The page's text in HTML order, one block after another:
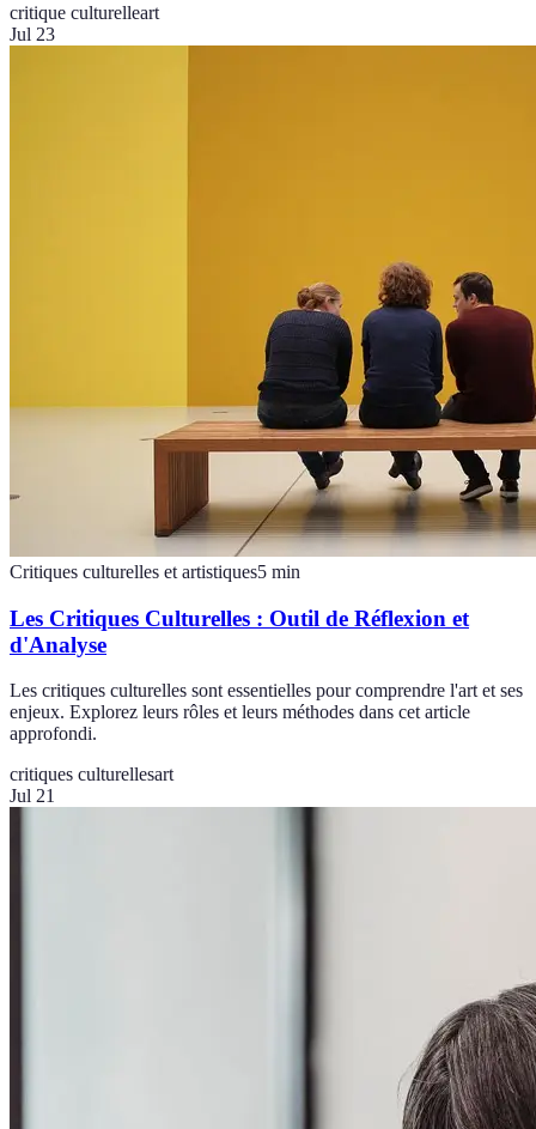
critique culturelleart
Jul 23
Critiques culturelles et artistiques5 min
Les Critiques Culturelles : Outil de Réflexion et
d'Analyse
Les critiques culturelles sont essentielles pour comprendre l'art et ses
enjeux. Explorez leurs rôles et leurs méthodes dans cet article
approfondi.
critiques culturellesart
Jul 21